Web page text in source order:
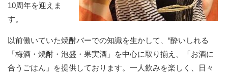
10周年を迎えま
す。
以前働いていた焼酎バーでの知識を生かして、“酔いしれる
「梅酒・焼酎・泡盛・果実酒」を中心に取り揃え、「お酒に
合うごはん」を提供しております。一人飲みを楽しく、日々